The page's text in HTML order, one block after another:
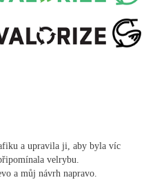
a upravila ji, aby byla víc
velrybu.
a můj návrh napravo.